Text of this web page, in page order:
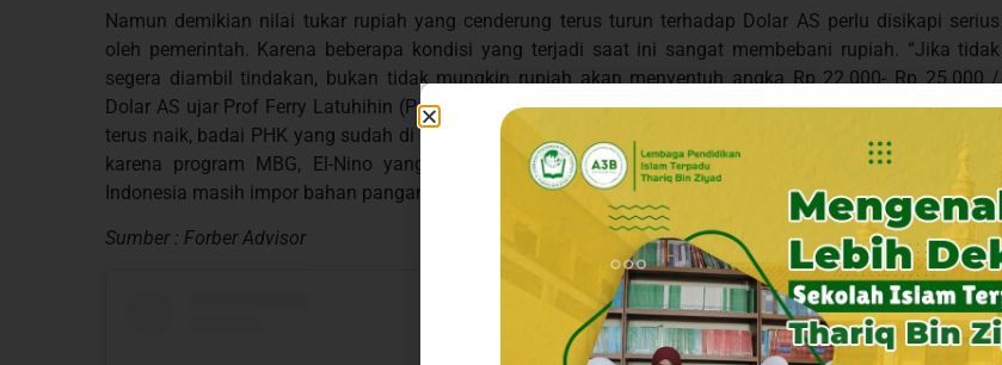
Namun demikian nilai tukar rupiah yang cenderung terus turun terhadap Dolar AS perlu disikapi serius
oleh pemerintah. Karena beberapa kondisi yang terjadi saat ini sangat membebani rupiah. “Jika tidak
segera diambil tindakan, bukan tidak mungkin rupiah akan menyentuh angka Rp 22.000- Rp 25.000 /
Dolar AS ujar Prof Ferry Latuhihin (Pakar Ekonomi). Beberapa kondisi tersebut yaitu : harga minyak yang
terus naik, badai PHK yang sudah di depan mata, defisit fiskal yang makin tidak terkendali salah satunya
karena program MBG, El-Nino yang masuk bulan Juli-Agustus akan memicu krisis pangan karena
Indonesia masih impor bahan pangan.
Sumber : Forber Advisor